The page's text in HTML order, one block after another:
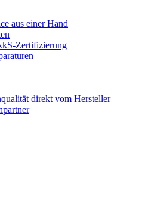
aus einer Hand
Zertifizierung
direkt vom Hersteller